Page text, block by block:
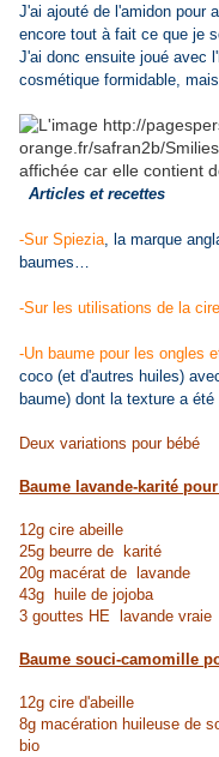
J'ai ajouté de l'amidon pour
encore tout à fait ce que je
J'ai donc ensuite joué avec l'
cosmétique formidable,
Articles et recettes
-Sur Spiezia, la marque
baumes…
-Sur les utilisations de la
-Un baume pour les ongles
coco (et d'autres huiles)
baume) dont la texture a
Deux variations pour bébé
Baume lavande-karité
12g cire abeille
25g beurre de karité
20g macérat de lavande
43g huile de jojoba
3 gouttes HE lavande vraie
Baume souci-camomille
12g cire d'abeille
8g macération huileuse de
bio